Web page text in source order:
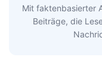
Mit faktenbasierter
Beiträge, die